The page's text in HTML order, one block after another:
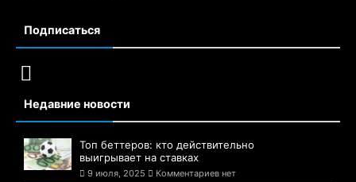
Подписаться
Недавние новости
Топ беттеров: кто действительно
выигрывает на ставках
9 июля, 2025 Комментариев нет